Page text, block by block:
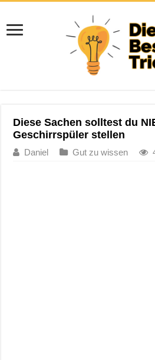
Diese Sachen solltest du
Geschirrspüler stellen
Daniel Gut zu wissen